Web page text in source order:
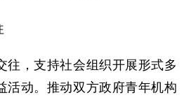
，支持社会组织开展形式多
活动。推动双方政府青年机构